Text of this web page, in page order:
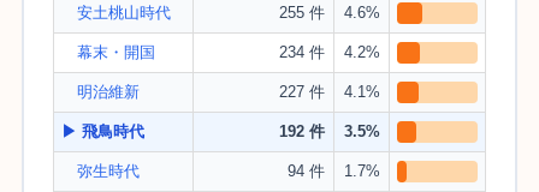
安土桃山時代 255 件 4.6%
幕末・開国 234 件 4.2%
明治維新 227 件 4.1%
▶ 飛鳥時代 192 件 3.5%
弥生時代 94 件 1.7%